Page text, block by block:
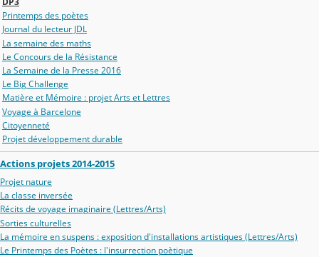
Printemps des poètes
Journal du lecteur JDL
La semaine des maths
Le Concours de la Résistance
La Semaine de la Presse 2016
Le Big Challenge
Matière et Mémoire : projet Arts et Lettres
Voyage à Barcelone
Citoyenneté
Projet développement durable
Actions projets 2014-2015
Projet nature
La classe inversée
Récits de voyage imaginaire (Lettres/Arts)
Sorties culturelles
La mémoire en suspens : exposition d'installations artistiques (Lettres/Arts)
Le Printemps des Poètes : l'insurrection poètique